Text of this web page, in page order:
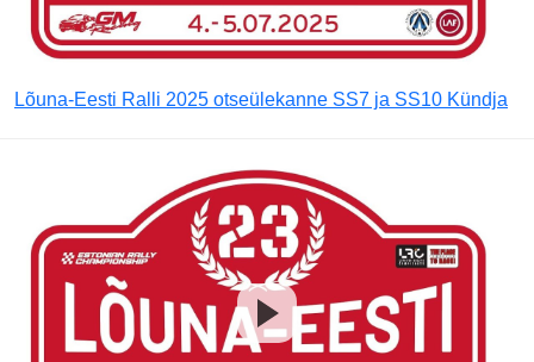
Lõuna-Eesti Ralli 2025 otseülekanne SS7 ja SS10 Kündja